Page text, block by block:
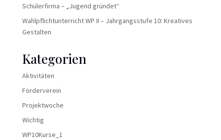
Schülerfirma – „Jugend gründet“
Wahlpflichtunterricht WP II – Jahrgangsstufe 10: Kreatives
Gestalten
Kategorien
Aktivitäten
Förderverein
Projektwoche
Wichtig
WP10Kurse_1